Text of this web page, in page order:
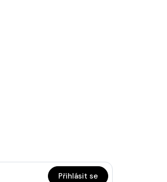
Přihlásit se